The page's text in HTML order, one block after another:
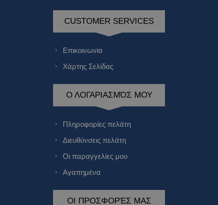
CUSTOMER SERVICES
Επικοινωνία
Χάρτης Σελίδας
Ο ΛΟΓΑΡΙΑΣΜΌΣ ΜΟΥ
Πληροφορίες πελάτη
Διευθύνσεις πελάτη
Οι παραγγελίες μου
Αγαπημένα
ΟΙ ΠΡΟΣΦΟΡΈΣ ΜΑΣ